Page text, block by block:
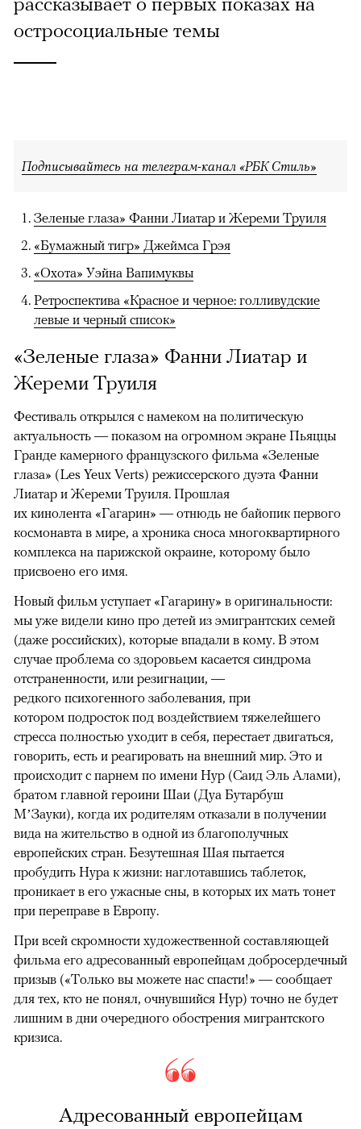
остросоциальные темы
Подписывайтесь на телеграм-канал «РБК Стиль»
Зеленые глаза» Фанни Лиатар и Жереми Труиля
«Бумажный тигр» Джеймса Грэя
«Охота» Уэйна Вапимуквы
Ретроспектива «Красное и черное: голливудские
левые и черный список»
«Зеленые глаза» Фанни Лиатар и
Жереми Труиля
Фестиваль открылся с намеком на политическую
актуальность — показом на огромном экране Пьяццы
Гранде камерного французского фильма «Зеленые
глаза» (Les Yeux Verts) режиссерского дуэта Фанни
Лиатар и Жереми Труиля. Прошлая
их кинолента «Гагарин» — отнюдь не байопик первого
космонавта в мире, а хроника сноса многоквартирного
комплекса на парижской окраине, которому было
присвоено его имя.
Новый фильм уступает «Гагарину» в оригинальности:
мы уже видели кино про детей из эмигрантских семей
(даже российских), которые впадали в кому. В этом
случае проблема со здоровьем касается синдрома
отстраненности, или резигнации, —
редкого психогенного заболевания, при
котором подросток под воздействием тяжелейшего
стресса полностью уходит в себя, перестает двигаться,
говорить, есть и реагировать на внешний мир. Это и
происходит с парнем по имени Нур (Саид Эль Алами),
братом главной героини Шаи (Дуа Бутарбуш
М’Зауки), когда их родителям отказали в получении
вида на жительство в одной из благополучных
европейских стран. Безутешная Шая пытается
пробудить Нура к жизни: наглотавшись таблеток,
проникает в его ужасные сны, в которых их мать тонет
при переправе в Европу.
При всей скромности художественной составляющей
фильма его адресованный европейцам добросердечный
призыв («Только вы можете нас спасти!» — сообщает
для тех, кто не понял, очнувшийся Нур) точно не будет
лишним в дни очередного обострения мигрантского
кризиса.
Адресованный европейцам